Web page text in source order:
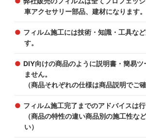
車アクセサリー部品、建材になります。
フィルム施工には技術・知識・工具な
す。
DIY向けの商品のように説明書・簡易ツ
ません。
（商品それぞれの仕様は商品説明でご
フィルム施工完了までのアドバイスは行
（商品の特性の違い商品別の施工性な
い）